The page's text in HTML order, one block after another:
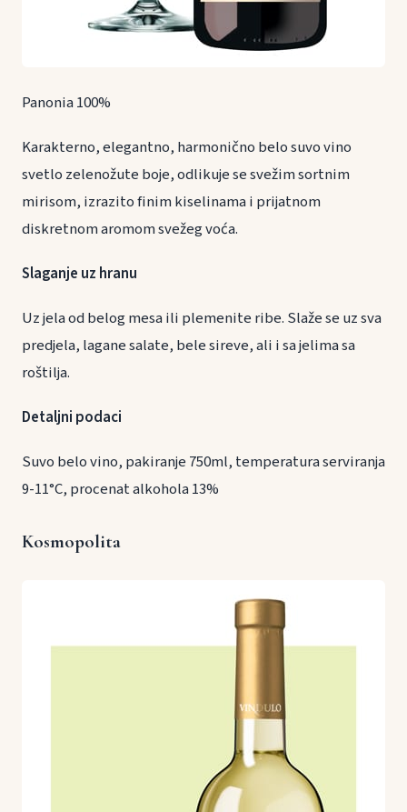
Panonia 100%
Karakterno, elegantno, harmonično belo suvo vino
svetlo zelenožute boje, odlikuje se svežim sortnim
mirisom, izrazito finim kiselinama i prijatnom
diskretnom aromom svežeg voća.
Slaganje uz hranu
Uz jela od belog mesa ili plemenite ribe. Slaže se uz sva
predjela, lagane salate, bele sireve, ali i sa jelima sa
roštilja.
Detaljni podaci
Suvo belo vino, pakiranje 750ml, temperatura serviranja
9-11°C, procenat alkohola 13%
Kosmopolita